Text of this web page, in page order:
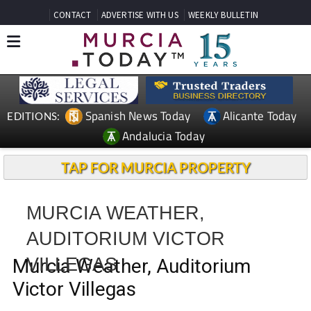
CONTACT ADVERTISE WITH US WEEKLY BULLETIN
EDITIONS: Spanish News Today
Alicante Today
Andalucia Today
TAP FOR MURCIA PROPERTY
MURCIA WEATHER,
AUDITORIUM VICTOR
VILLEGAS
Murcia Weather, Auditorium
Victor Villegas